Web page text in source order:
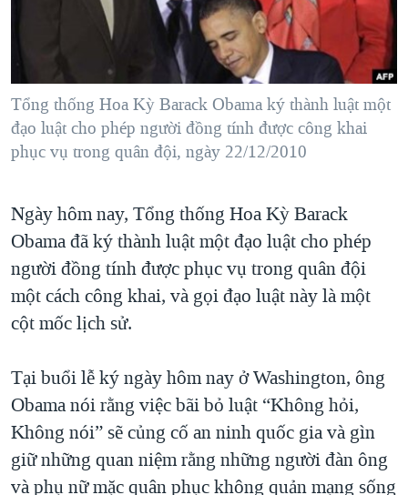
NGƯỜI VIỆT HẢI NGOẠI
KINH TẾ
KHOA HỌC
SỨC KHOẺ
THỂ THAO
GIÁO DỤC
HÀNH TRÌNH BẦU CỬ 2024
MỘT NĂM CHIẾN TRANH TẠI DẢI GAZA
GIẢI MÃ VÀNH ĐAI & CON ĐƯỜNG
NGÀY TỊ NẠN THẾ GIỚI
CHI PHÍ CHIẾN TRANH AFGHANISTAN
CÁC GIÁ TRỊ CỘNG HÒA Ở VIỆT NAM
THƯỢNG ĐỈNH TRUMP-KIM TẠI VIỆT NAM
TRỊNH VĨNH BÌNH VS. CHÍNH PHỦ VIỆT NAM
BÊN KIA QUỐC LỘ: TIẾNG VỌNG TỪ NÔNG THÔN MỸ
QUAN HỆ VIỆT MỸ
MẠNG XÃ HỘI
Tổng thống Hoa Kỳ Barack Obama ký thành luật một
đạo luật cho phép người đồng tính được công khai
phục vụ trong quân đội, ngày 22/12/2010
Ngày hôm nay, Tổng thống Hoa Kỳ Barack
Obama đã ký thành luật một đạo luật cho phép
người đồng tính được phục vụ trong quân đội
một cách công khai, và gọi đạo luật này là một
cột mốc lịch sử.
Tại buổi lễ ký ngày hôm nay ở Washington, ông
Obama nói rằng việc bãi bỏ luật “Không hỏi,
Không nói” sẽ củng cố an ninh quốc gia và gìn
giữ những quan niệm rằng những người đàn ông
và phụ nữ mặc quân phục không quản mạng sống